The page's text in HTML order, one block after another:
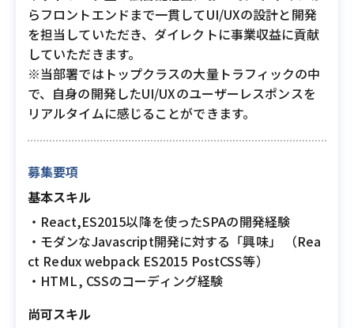
らフロントエンドまで一貫してUI/UXの設計と開発
を担当していただき、ダイレクトに事業収益に貢献
していただきます。
※当部署ではトップクラスの大量トラフィックの中
で、自身の開発したUI/UXのユーザーレスポンスを
リアルタイムに感じることができます。
募集要項
基本スキル
・React,ES2015以降を使ったSPAの開発経験
・モダンなJavascript開発に対する「興味」 （Rea
ct Redux webpack ES2015 PostCSS等）
・HTML, CSSのコーディング経験
尚可スキル